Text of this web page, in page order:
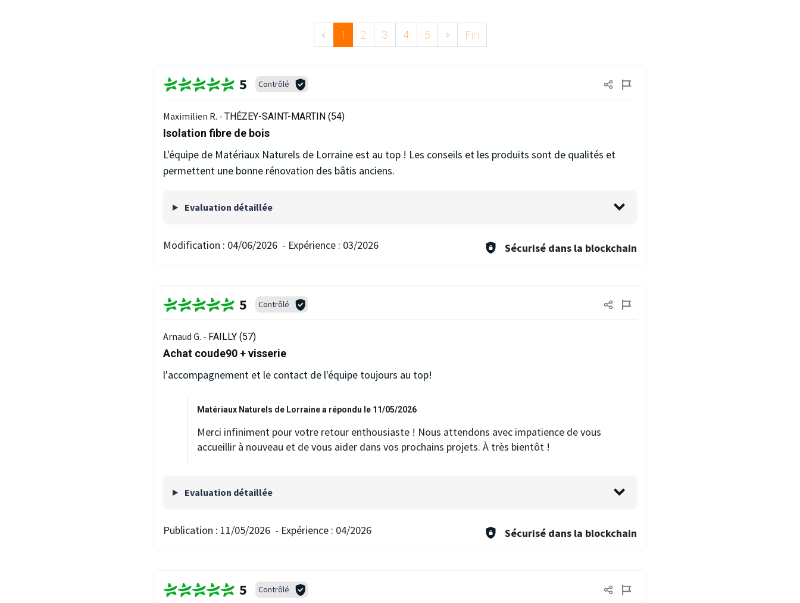
« 1 2 3 4 5 » Fin
5 Contrôlé
Maximilien R. - THÉZEY-SAINT-MARTIN (54)
Isolation fibre de bois
L'équipe de Matériaux Naturels de Lorraine est au top ! Les conseils et les produits sont de qualités et
permettent une bonne rénovation des bâtis anciens.
Evaluation détaillée
Modification : 04/06/2026 - Expérience : 03/2026 Sécurisé dans la blockchain
5 Contrôlé
Arnaud G. - FAILLY (57)
Achat coude90 + visserie
l'accompagnement et le contact de l'équipe toujours au top!
Matériaux Naturels de Lorraine a répondu le 11/05/2026
Merci infiniment pour votre retour enthousiaste ! Nous attendons avec impatience de vous
accueillir à nouveau et de vous aider dans vos prochains projets. À très bientôt !
Evaluation détaillée
Publication : 11/05/2026 - Expérience : 04/2026 Sécurisé dans la blockchain
5 Contrôlé